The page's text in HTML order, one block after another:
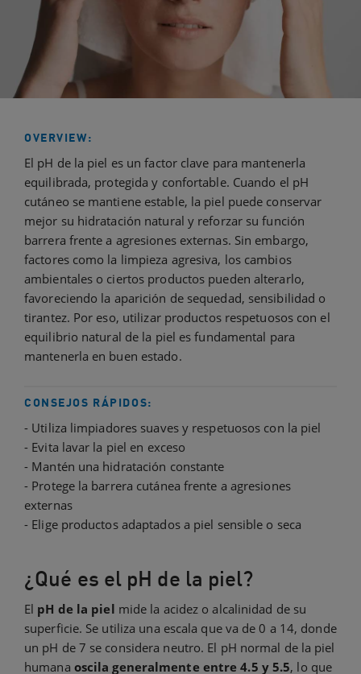
OVERVIEW:
El pH de la piel es un factor clave para mantenerla
equilibrada, protegida y confortable. Cuando el pH
cutáneo se mantiene estable, la piel puede conservar
mejor su hidratación natural y reforzar su función
barrera frente a agresiones externas. Sin embargo,
factores como la limpieza agresiva, los cambios
ambientales o ciertos productos pueden alterarlo,
favoreciendo la aparición de sequedad, sensibilidad o
tirantez. Por eso, utilizar productos respetuosos con el
equilibrio natural de la piel es fundamental para
mantenerla en buen estado.
CONSEJOS RÁPIDOS:
- Utiliza limpiadores suaves y respetuosos con la piel
- Evita lavar la piel en exceso
- Mantén una hidratación constante
- Protege la barrera cutánea frente a agresiones
externas
- Elige productos adaptados a piel sensible o seca
¿Qué es el pH de la piel?
El pH de la piel mide la acidez o alcalinidad de su
superficie. Se utiliza una escala que va de 0 a 14, donde
un pH de 7 se considera neutro. El pH normal de la piel
humana oscila generalmente entre 4.5 y 5.5, lo que